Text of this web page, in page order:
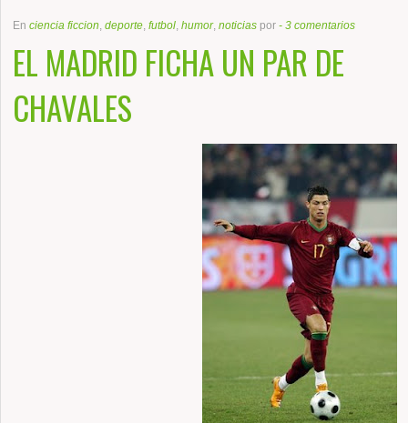
Enciencia ficcion,deporte,futbol,humor,noticias por- 3 comentarios
EL MADRID FICHA UN PAR DE
CHAVALES